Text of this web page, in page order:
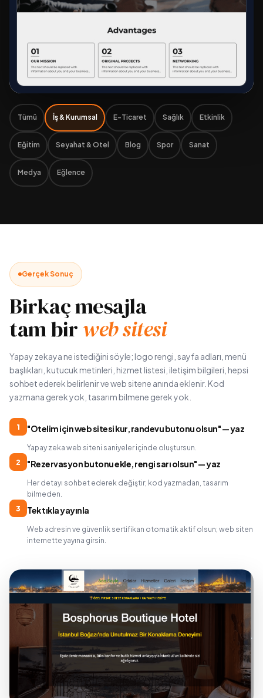
Tümü İş & Kurumsal E-Ticaret Sağlık Etkinlik
Eğitim Seyahat & Otel Blog Spor Sanat
Medya Eğlence
Gerçek Sonuç
Birkaç mesajla
tam bir web sitesi
Yapay zekaya ne istediğini söyle; logo rengi, sayfa adları, menü
başlıkları, kutucuk metinleri, hizmet listesi, iletişim bilgileri, hepsi
sohbet ederek belirlenir ve web sitene anında eklenir. Kod
yazmana gerek yok, tasarım bilmene gerek yok.
1 "Otelim için web sitesi kur, randevu butonu olsun" — yaz
Yapay zeka web siteni saniyeler içinde oluştursun.
2 "Rezervasyon butonu ekle, rengi sarı olsun" — yaz
Her detayı sohbet ederek değiştir; kod yazmadan, tasarım
bilmeden.
3 Tek tıkla yayınla
Web adresin ve güvenlik sertifikan otomatik aktif olsun; web siten
internette yayına girsin.